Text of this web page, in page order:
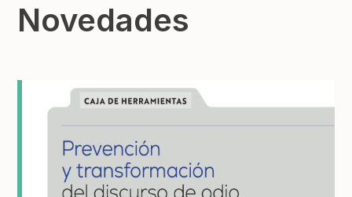
Novedades